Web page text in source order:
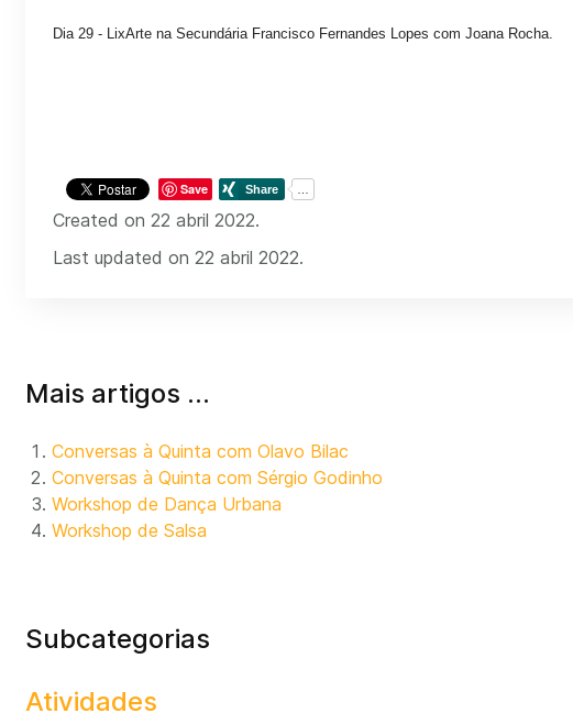
Dia 29 - LixArte na Secundária Francisco Fernandes Lopes com Joana Rocha.
Save
Created on 22 abril 2022.
Last updated on 22 abril 2022.
Mais artigos …
Conversas à Quinta com Olavo Bilac
Conversas à Quinta com Sérgio Godinho
Workshop de Dança Urbana
Workshop de Salsa
Subcategorias
Atividades